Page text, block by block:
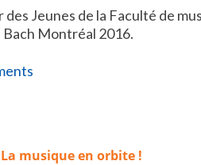
Jeunes de la Faculté de
Montréal 2016.
musique en orbite !